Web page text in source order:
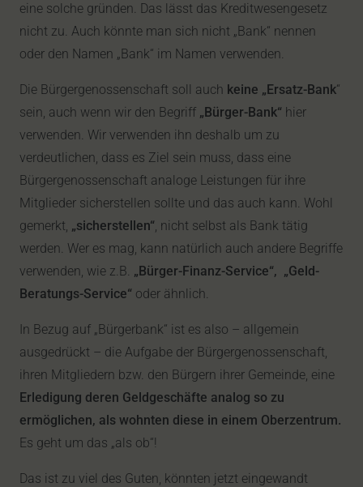
eine solche gründen. Das lässt das Kreditwesengesetz
nicht zu. Auch könnte man sich nicht „Bank“ nennen
oder den Namen „Bank“ im Namen verwenden.
Die Bürgergenossenschaft soll auch keine „Ersatz-Bank“
sein, auch wenn wir den Begriff „Bürger-Bank“ hier
verwenden. Wir verwenden ihn deshalb um zu
verdeutlichen, dass es Ziel sein muss, dass eine
Bürgergenossenschaft analoge Leistungen für ihre
Mitglieder sicherstellen sollte und das auch kann. Wohl
gemerkt, „sicherstellen“, nicht selbst als Bank tätig
werden. Wer es mag, kann natürlich auch andere Begriffe
verwenden, wie z.B. „Bürger-Finanz-Service“, „Geld-
Beratungs-Service“ oder ähnlich.
In Bezug auf „Bürgerbank“ ist es also – allgemein
ausgedrückt – die Aufgabe der Bürgergenossenschaft,
ihren Mitgliedern bzw. den Bürgern ihrer Gemeinde, eine
Erledigung deren Geldgeschäfte analog so zu
ermöglichen, als wohnten diese in einem Oberzentrum.
Es geht um das „als ob“!
Das ist zu viel des Guten, könnten jetzt eingewandt